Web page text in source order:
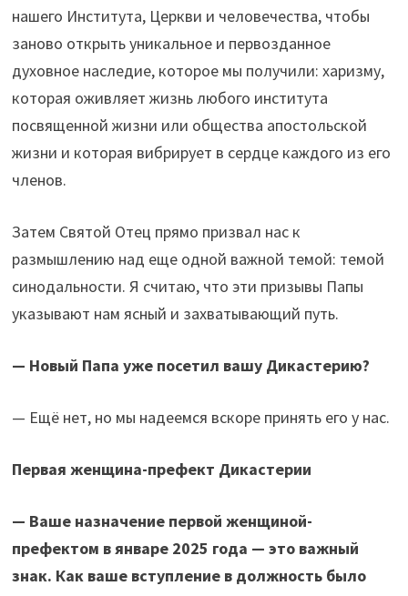
нашего Института, Церкви и человечества, чтобы
заново открыть уникальное и первозданное
духовное наследие, которое мы получили: харизму,
которая оживляет жизнь любого института
посвященной жизни или общества апостольской
жизни и которая вибрирует в сердце каждого из его
членов.
Затем Святой Отец прямо призвал нас к
размышлению над еще одной важной темой: темой
синодальности. Я считаю, что эти призывы Папы
указывают нам ясный и захватывающий путь.
— Новый Папа уже посетил вашу Дикастерию?
— Ещё нет, но мы надеемся вскоре принять его у нас.
Первая женщина-префект Дикастерии
— Ваше назначение первой женщиной-
префектом в январе 2025 года — это важный
знак. Как ваше вступление в должность было